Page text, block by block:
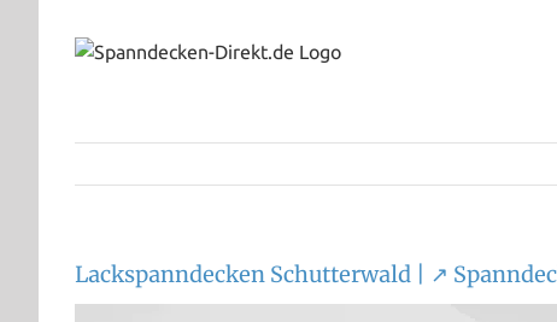
Lackspanndecken Schutterwald | ↗️